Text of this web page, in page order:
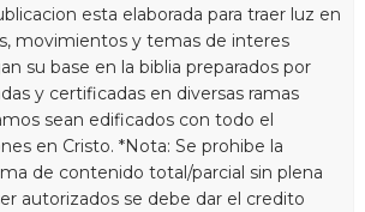
esta elaborada para traer luz en
movimientos y temas de interes
su base en la biblia preparados por
y certificadas en diversas ramas
sean edificados con todo el
en Cristo. *Nota: Se prohibe la
de contenido total/parcial sin plena
autorizados se debe dar el credito